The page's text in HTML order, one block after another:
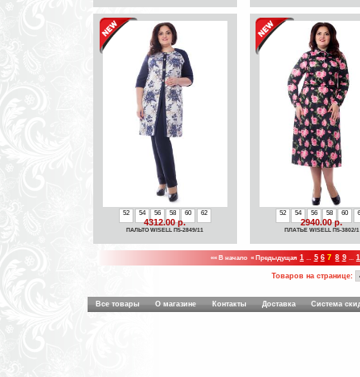
52 54 56 58 60 62
4312.00 р.
ПАЛЬТО WISELL П5-2849/11
52 54 56 58 60
2940.00 р.
ПЛАТЬЕ WISELL П5-3802/1
«« В начало « Предыдущая 1 ... 5 6 7 8 9 ...
Товаров на странице:
Все товары О магазине Контакты Доставка Система